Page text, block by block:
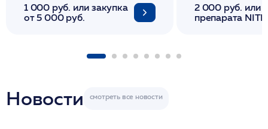
1 000 руб. или закупка
от 5 000 руб.
2 000 руб. или
препарата
Новости